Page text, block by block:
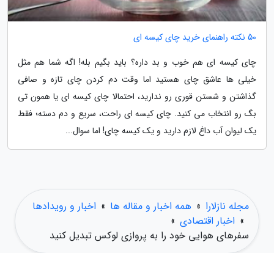
50 نکته راهنمای خرید چای کیسه ای
چای کیسه ای هم خوب و بد داره؟ باید بگیم بله! اگه شما هم مثل
خیلی ها عاشق چای هستید اما وقت دم کردن چای تازه و صافی
گذاشتن و شستن قوری رو ندارید، احتمالا چای کیسه ای یا همون تی
بگ رو انتخاب می کنید. چای کیسه ای راحت، سریع و دم دسته؛ فقط
یک لیوان آب داغ لازم دارید و یک کیسه چای! اما سوال...
مجله نازلارا » همه اخبار و مقاله ها » اخبار و رویدادها
» اخبار اقتصادی »
سفرهای هوایی خود را به پروازی لوکس تبدیل کنید